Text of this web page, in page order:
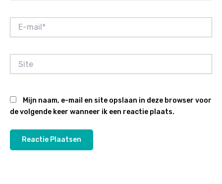
mail*
Mijn naam, e-mail en site opslaan in deze browser voor
de volgende keer wanneer ik een reactie plaats.